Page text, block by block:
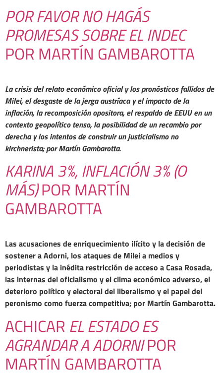
POR FAVOR NO HAGÁS
PROMESAS SOBRE EL INDEC
POR MARTÍN GAMBAROTTA
La crisis del relato económico oficial y los pronósticos fallidos de
Milei, el desgaste de la jerga austríaca y el impacto de la
inflación, la recomposición opositora, el respaldo de EEUU en un
contexto geopolítico tenso, la posibilidad de un recambio por
derecha y los intentos de construir un justicialismo no
kirchnerista; por Martín Gambarotta.
KARINA 3%, INFLACIÓN 3% (O
MÁS)POR MARTÍN
GAMBAROTTA
Las acusaciones de enriquecimiento ilícito y la decisión de
sostener a Adorni, los ataques de Milei a medios y
periodistas y la inédita restricción de acceso a Casa Rosada,
las internas del oficialismo y el clima económico adverso, el
deterioro político y electoral del liberalismo y el papel del
peronismo como fuerza competitiva; por Martín Gambarotta.
ACHICAR EL ESTADO ES
AGRANDAR A ADORNIPOR
MARTÍN GAMBAROTTA